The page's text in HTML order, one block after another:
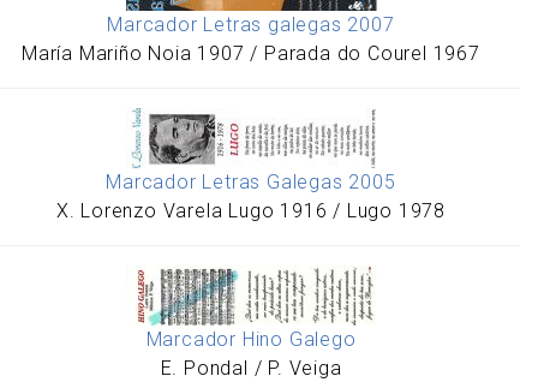
Marcador Letras galegas 2007
María Mariño Noia 1907 / Parada do Courel 1967
Marcador Letras Galegas 2005
X. Lorenzo Varela Lugo 1916 / Lugo 1978
Marcador Hino Galego
E. Pondal / P. Veiga